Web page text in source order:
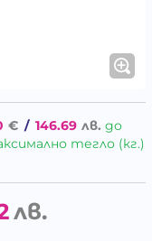
€ / 146.69 лв. до
тегло (кг.)
лв.